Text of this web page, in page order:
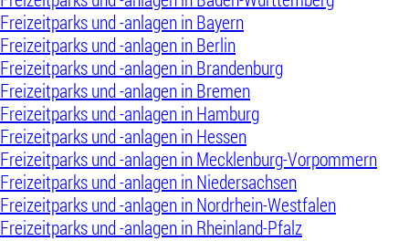
Freizeitparks und -anlagen in Bayern
Freizeitparks und -anlagen in Berlin
Freizeitparks und -anlagen in Brandenburg
Freizeitparks und -anlagen in Bremen
Freizeitparks und -anlagen in Hamburg
Freizeitparks und -anlagen in Hessen
Freizeitparks und -anlagen in Mecklenburg-Vorpommern
Freizeitparks und -anlagen in Niedersachsen
Freizeitparks und -anlagen in Nordrhein-Westfalen
Freizeitparks und -anlagen in Rheinland-Pfalz